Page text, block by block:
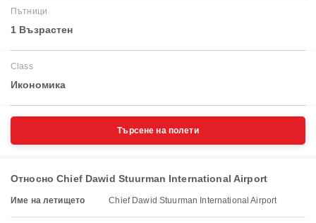
Пътници
1 Възрастен
Class
Икономика
Търсене на полети
Относно Chief Dawid Stuurman International Airport
Име на летището Chief Dawid Stuurman International Airport